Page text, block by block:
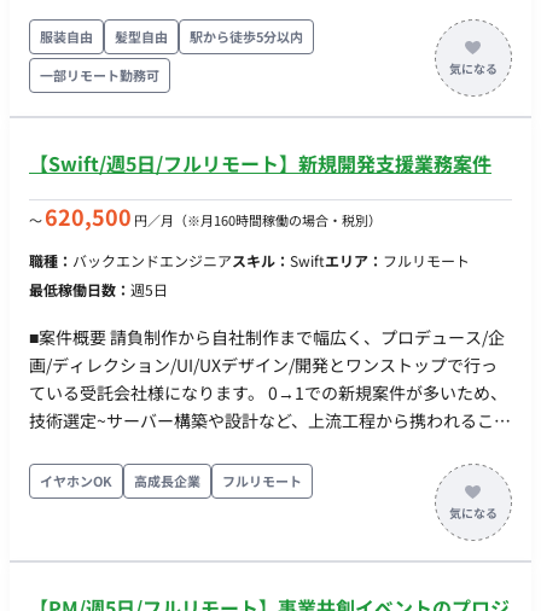
ート： フルリモート可 稼働率：週3~5 (週3でも可能) ※エント
リーいただく際は必須スキルと尚可スキル欄の内容をご自身で
〇×をつけていただくと面談までの時間がかなり短縮されま
す。
服装自由 髪型自由
駅から徒歩5分以内
一部リモート勤務可
【Swift/週5日/フルリモート】新規開発支援業務案件
〜620,500 円／月 （※月160時間稼働の場合・税別）
職種： バックエンドエンジニアスキル： Swiftエリア： フルリモート
最低稼働日数： 週5日
■案件概要 請負制作から自社制作まで幅広く、プロデュース/企
画/ディレクション/UI/UXデザイン/開発とワンストップで行っ
ている受託会社様になります。 0→1での新規案件が多いため、
技術選定~サーバー構築や設計など、上流工程から携われること
リを採用しており、 正社員、業務委託の垣根なく働きやすい環
境で、より良いサービスを作るために伴奏してくれる方を募集
スマホアプリのバックエンドの設計・開発・改修・サーバー構
イヤホンOK 高成長企業 フルリモート